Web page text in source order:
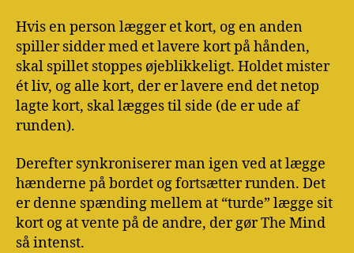
Hvis en person lægger et kort, og en anden
spiller sidder med et lavere kort på hånden,
skal spillet stoppes øjeblikkeligt. Holdet mister
ét liv, og alle kort, der er lavere end det netop
lagte kort, skal lægges til side (de er ude af
runden).
Derefter synkroniserer man igen ved at lægge
hænderne på bordet og fortsætter runden. Det
er denne spænding mellem at “turde” lægge sit
kort og at vente på de andre, der gør The Mind
så intenst.